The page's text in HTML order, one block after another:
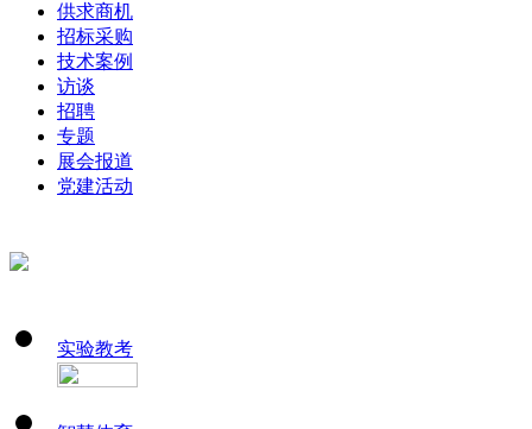
供求商机
招标采购
技术案例
访谈
招聘
专题
展会报道
党建活动
实验教考